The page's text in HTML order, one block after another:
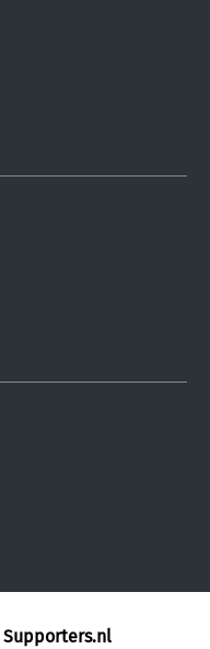
Supporters.nl